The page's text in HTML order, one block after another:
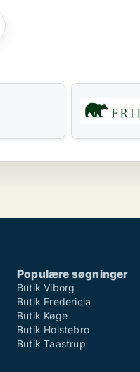
Populære søgninger
Butik Viborg
Butik Fredericia
Butik Køge
Butik Holstebro
Butik Taastrup